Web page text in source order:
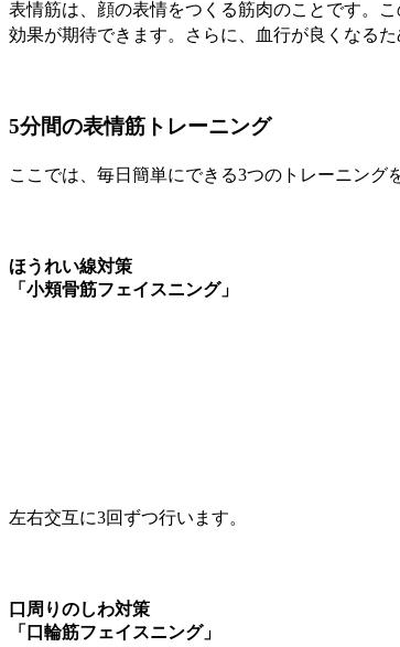
表情筋は、顔の表情をつくる筋肉のことです。
効果が期待できます。さらに、血行が良くなる
5分間の表情筋トレーニング
ここでは、毎日簡単にできる3つのトレーニング
ほうれい線対策
「小頬骨筋フェイスニング」
左右交互に3回ずつ行います。
口周りのしわ対策
「口輪筋フェイスニング」